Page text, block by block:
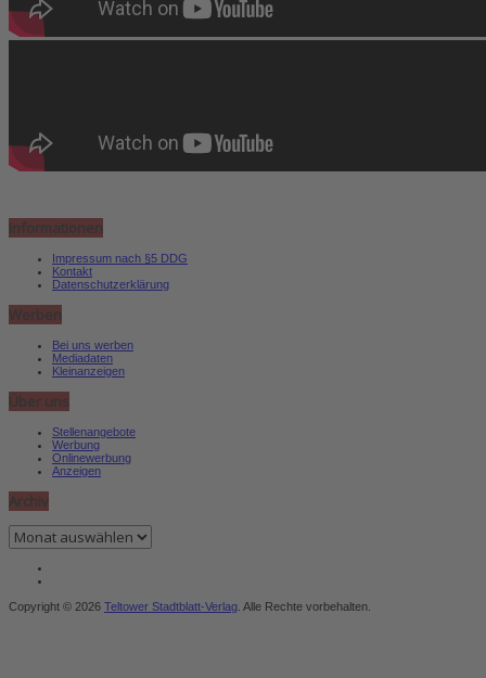
Informationen
Impressum nach §5 DDG
Kontakt
Datenschutzerklärung
Werben
Bei uns werben
Mediadaten
Kleinanzeigen
Über uns
Stellenangebote
Werbung
Onlinewerbung
Anzeigen
Archiv
Archiv
Copyright © 2026 Teltower Stadtblatt-Verlag . Alle Rechte vorbehalten.